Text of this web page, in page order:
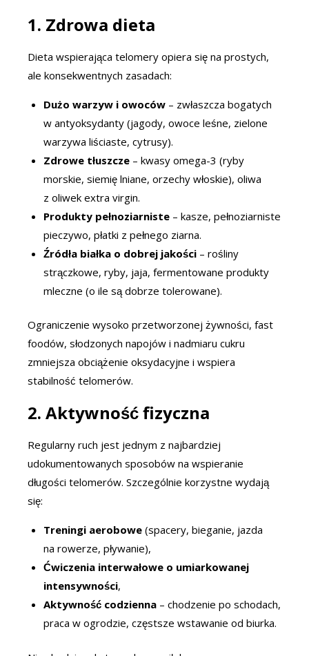
1. Zdrowa dieta
Dieta wspierająca telomery opiera się na prostych,
ale konsekwentnych zasadach:
Dużo warzyw i owoców– zwłaszcza bogatych
w antyoksydanty (jagody, owoce leśne, zielone
warzywa liściaste, cytrusy).
Zdrowe tłuszcze– kwasy omega-3 (ryby
morskie, siemię lniane, orzechy włoskie), oliwa
z oliwek extra virgin.
Produkty pełnoziarniste– kasze, pełnoziarniste
pieczywo, płatki z pełnego ziarna.
Źródła białka o dobrej jakości– rośliny
strączkowe, ryby, jaja, fermentowane produkty
mleczne (o ile są dobrze tolerowane).
Ograniczenie wysoko przetworzonej żywności, fast
foodów, słodzonych napojów i nadmiaru cukru
zmniejsza obciążenie oksydacyjne i wspiera
stabilność telomerów.
2. Aktywność fizyczna
Regularny ruch jest jednym z najbardziej
udokumentowanych sposobów na wspieranie
długości telomerów. Szczególnie korzystne wydają
się:
Treningi aerobowe(spacery, bieganie, jazda
na rowerze, pływanie),
Ćwiczenia interwałowe o umiarkowanej
intensywności,
Aktywność codzienna– chodzenie po schodach,
praca w ogrodzie, częstsze wstawanie od biurka.